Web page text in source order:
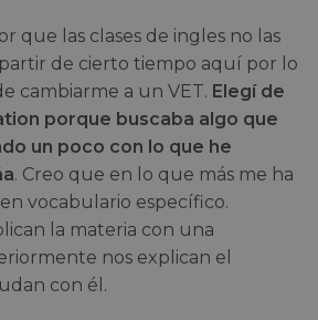
que las clases de ingles no las
de cierto tiempo aquí por lo
cambiarme a un VET. Elegí de
porque buscaba algo que
un poco con lo que he
. Creo que en lo que más me ha
vocabulario específico.
la materia con una
nos explican el
con él.